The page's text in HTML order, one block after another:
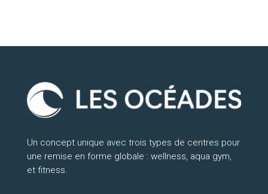
Un concept unique avec trois types de centres pour
une remise en forme globale : wellness, aqua gym,
et fitness.